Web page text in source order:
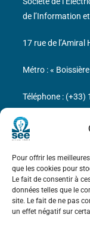
Pour offrir les
que les cookies pour
Le fait de consentir à
données telles que le
site. Le fait de ne pas
un effet négatif sur
Marie
Mentions
de l’Information
17 rue de l’Amiral
Métro : «
Téléphone : (+33)
N° de SIREN :
communautaire :